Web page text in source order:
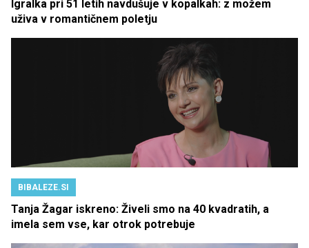
Igralka pri 51 letih navdušuje v kopalkah: z možem
uživa v romantičnem poletju
BIBALEZE.SI
Tanja Žagar iskreno: Živeli smo na 40 kvadratih, a
imela sem vse, kar otrok potrebuje